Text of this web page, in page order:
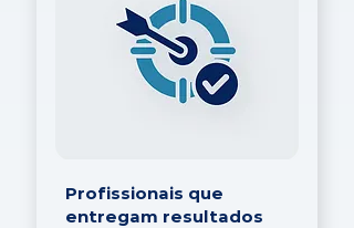
Profissionais que
entregam resultados